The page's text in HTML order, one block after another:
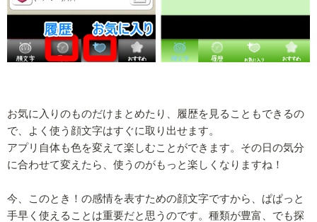
お気に入りのものだけまとめたり、履歴を見ることもできるの
で、よく使う顔文字はすぐに取り出せます。
アプリ自体も色を変えて楽しむことができます。その日の気分
に合わせて変えたら、使うのがもっと楽しくなりますね！
今、このとき！の感情を表すための顔文字ですから、ぱぱっと
手早く使えることは重要だと思うのです。種類が豊富、でも探